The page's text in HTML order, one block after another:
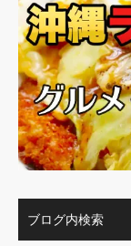
ブログ内検索